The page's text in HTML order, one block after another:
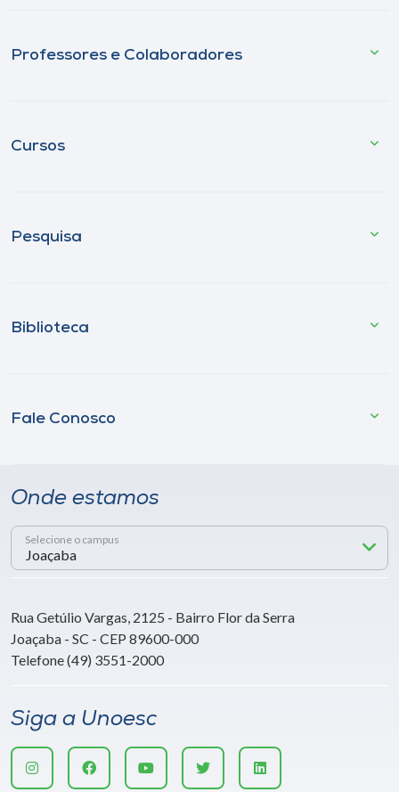
Professores e Colaboradores
Cursos
Pesquisa
Biblioteca
Fale Conosco
Onde estamos
Selecione o campus
Rua Getúlio Vargas, 2125 - Bairro Flor da Serra
Joaçaba - SC - CEP 89600-000
Telefone (49) 3551-2000
Siga a Unoesc